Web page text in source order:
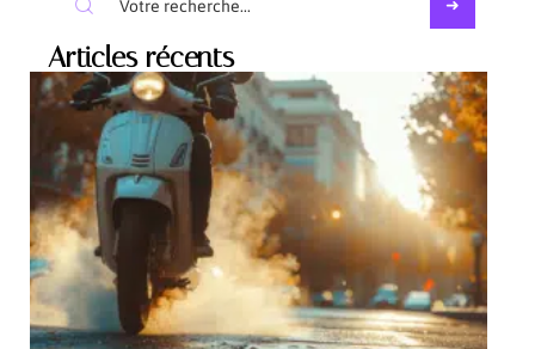
Articles récents